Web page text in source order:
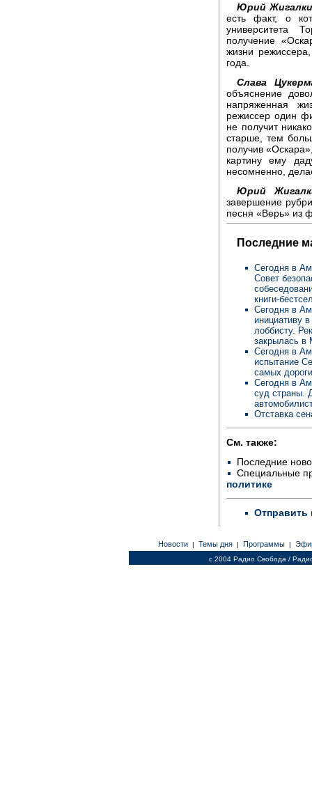
Юрий
есть факт, о
университета
получение
жизни
года.
Слава
объяснение
напряженная
режиссер один
не получит
старше, тем
получив
картину ему
несомненно,
Юрий
завершение
песня «Верь» из
Последние
Сегодня в
Совет
книги-
Сегодня в
инициативу
лоббисту.
закрылась в
Сегодня в
испытание
самых
Сегодня в
суд страны.
Отставка
См. также:
Последние
Специальные
политике
Отправить
Новости | Темы дня | Программы |
c 2004 Радио Свобода /